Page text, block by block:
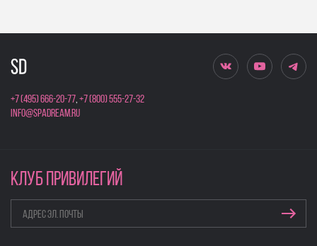
+7 (495) 666-20-77,+7 (800) 555-27-32
info@spadream.ru
КЛУБ ПРИВИЛЕГИЙ